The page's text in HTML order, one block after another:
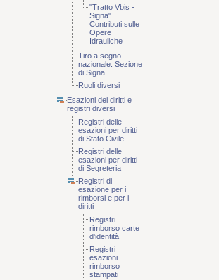
"Tratto Vbis -
Signa".
Contributi sulle
Opere
Idrauliche
Tiro a segno
nazionale. Sezione
di Signa
Ruoli diversi
Esazioni dei diritti e
registri diversi
Registri delle
esazioni per diritti
di Stato Civile
Registri delle
esazioni per diritti
di Segreteria
Registri di
esazione per i
rimborsi e per i
diritti
Registri
rimborso carte
d'identità
Registri
esazioni
rimborso
stampati